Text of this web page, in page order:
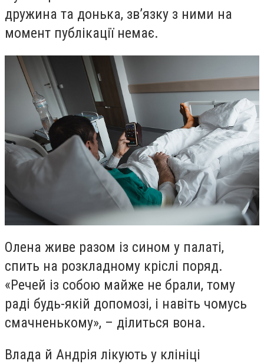
дружина та донька, зв’язку з ними на
момент публікації немає.
Олена живе разом із сином у палаті,
спить на розкладному кріслі поряд.
«Речей із собою майже не брали, тому
раді будь-якій допомозі, і навіть чомусь
смачненькому», – ділиться вона.
Влада й Андрія лікують у клініці